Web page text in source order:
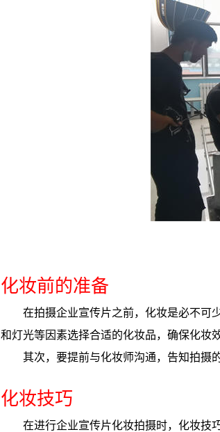
化妆前的准备
在拍摄企业宣传片之前，化妆是必不可
和灯光等因素选择合适的化妆品，确保化妆
其次，要提前与化妆师沟通，告知拍摄
化妆技巧
在进行企业宣传片化妆拍摄时，化妆技